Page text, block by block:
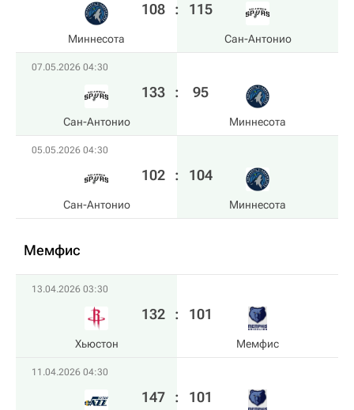
Миннесота
108 : 115
Сан-Антонио
07.05.2026 04:30
Сан-Антонио
133 : 95
Миннесота
05.05.2026 04:30
Сан-Антонио
102 : 104
Миннесота
Мемфис
13.04.2026 03:30
Хьюстон
132 : 101
Мемфис
11.04.2026 04:30
147 : 101